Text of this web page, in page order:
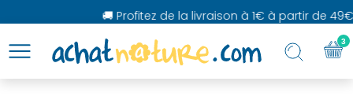
🚚 Profitez de la livraison à 1€ à partir de 49€
3